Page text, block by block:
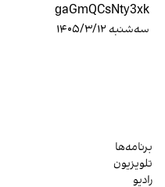
gaGmQCsNty3xk
سه‌شنبه ۱۴۰۵/۳/۱۲
برنامه‌ها
تلویزیون
رادیو